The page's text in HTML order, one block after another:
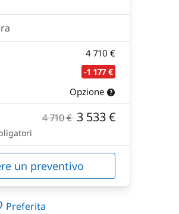
4 710 €
-1 177 €
Opzione
4 710 € 3 533 €
un preventivo
Preferita